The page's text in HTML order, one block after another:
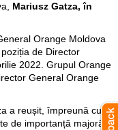
Mariusz Gatza, în
Orange Moldova
de Director
2022. Grupul Orange
General Orange
a reușit, împreună cu
de importanță majoră